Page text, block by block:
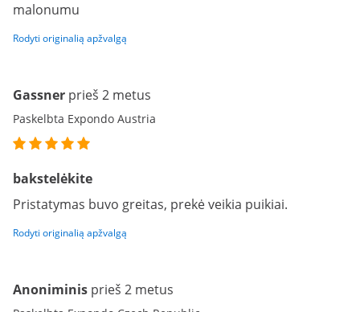
malonumu
Rodyti originalią apžvalgą
Gassner prieš 2 metus
Paskelbta Expondo Austria
bakstelėkite
Pristatymas buvo greitas, prekė veikia puikiai.
Rodyti originalią apžvalgą
Anoniminis prieš 2 metus